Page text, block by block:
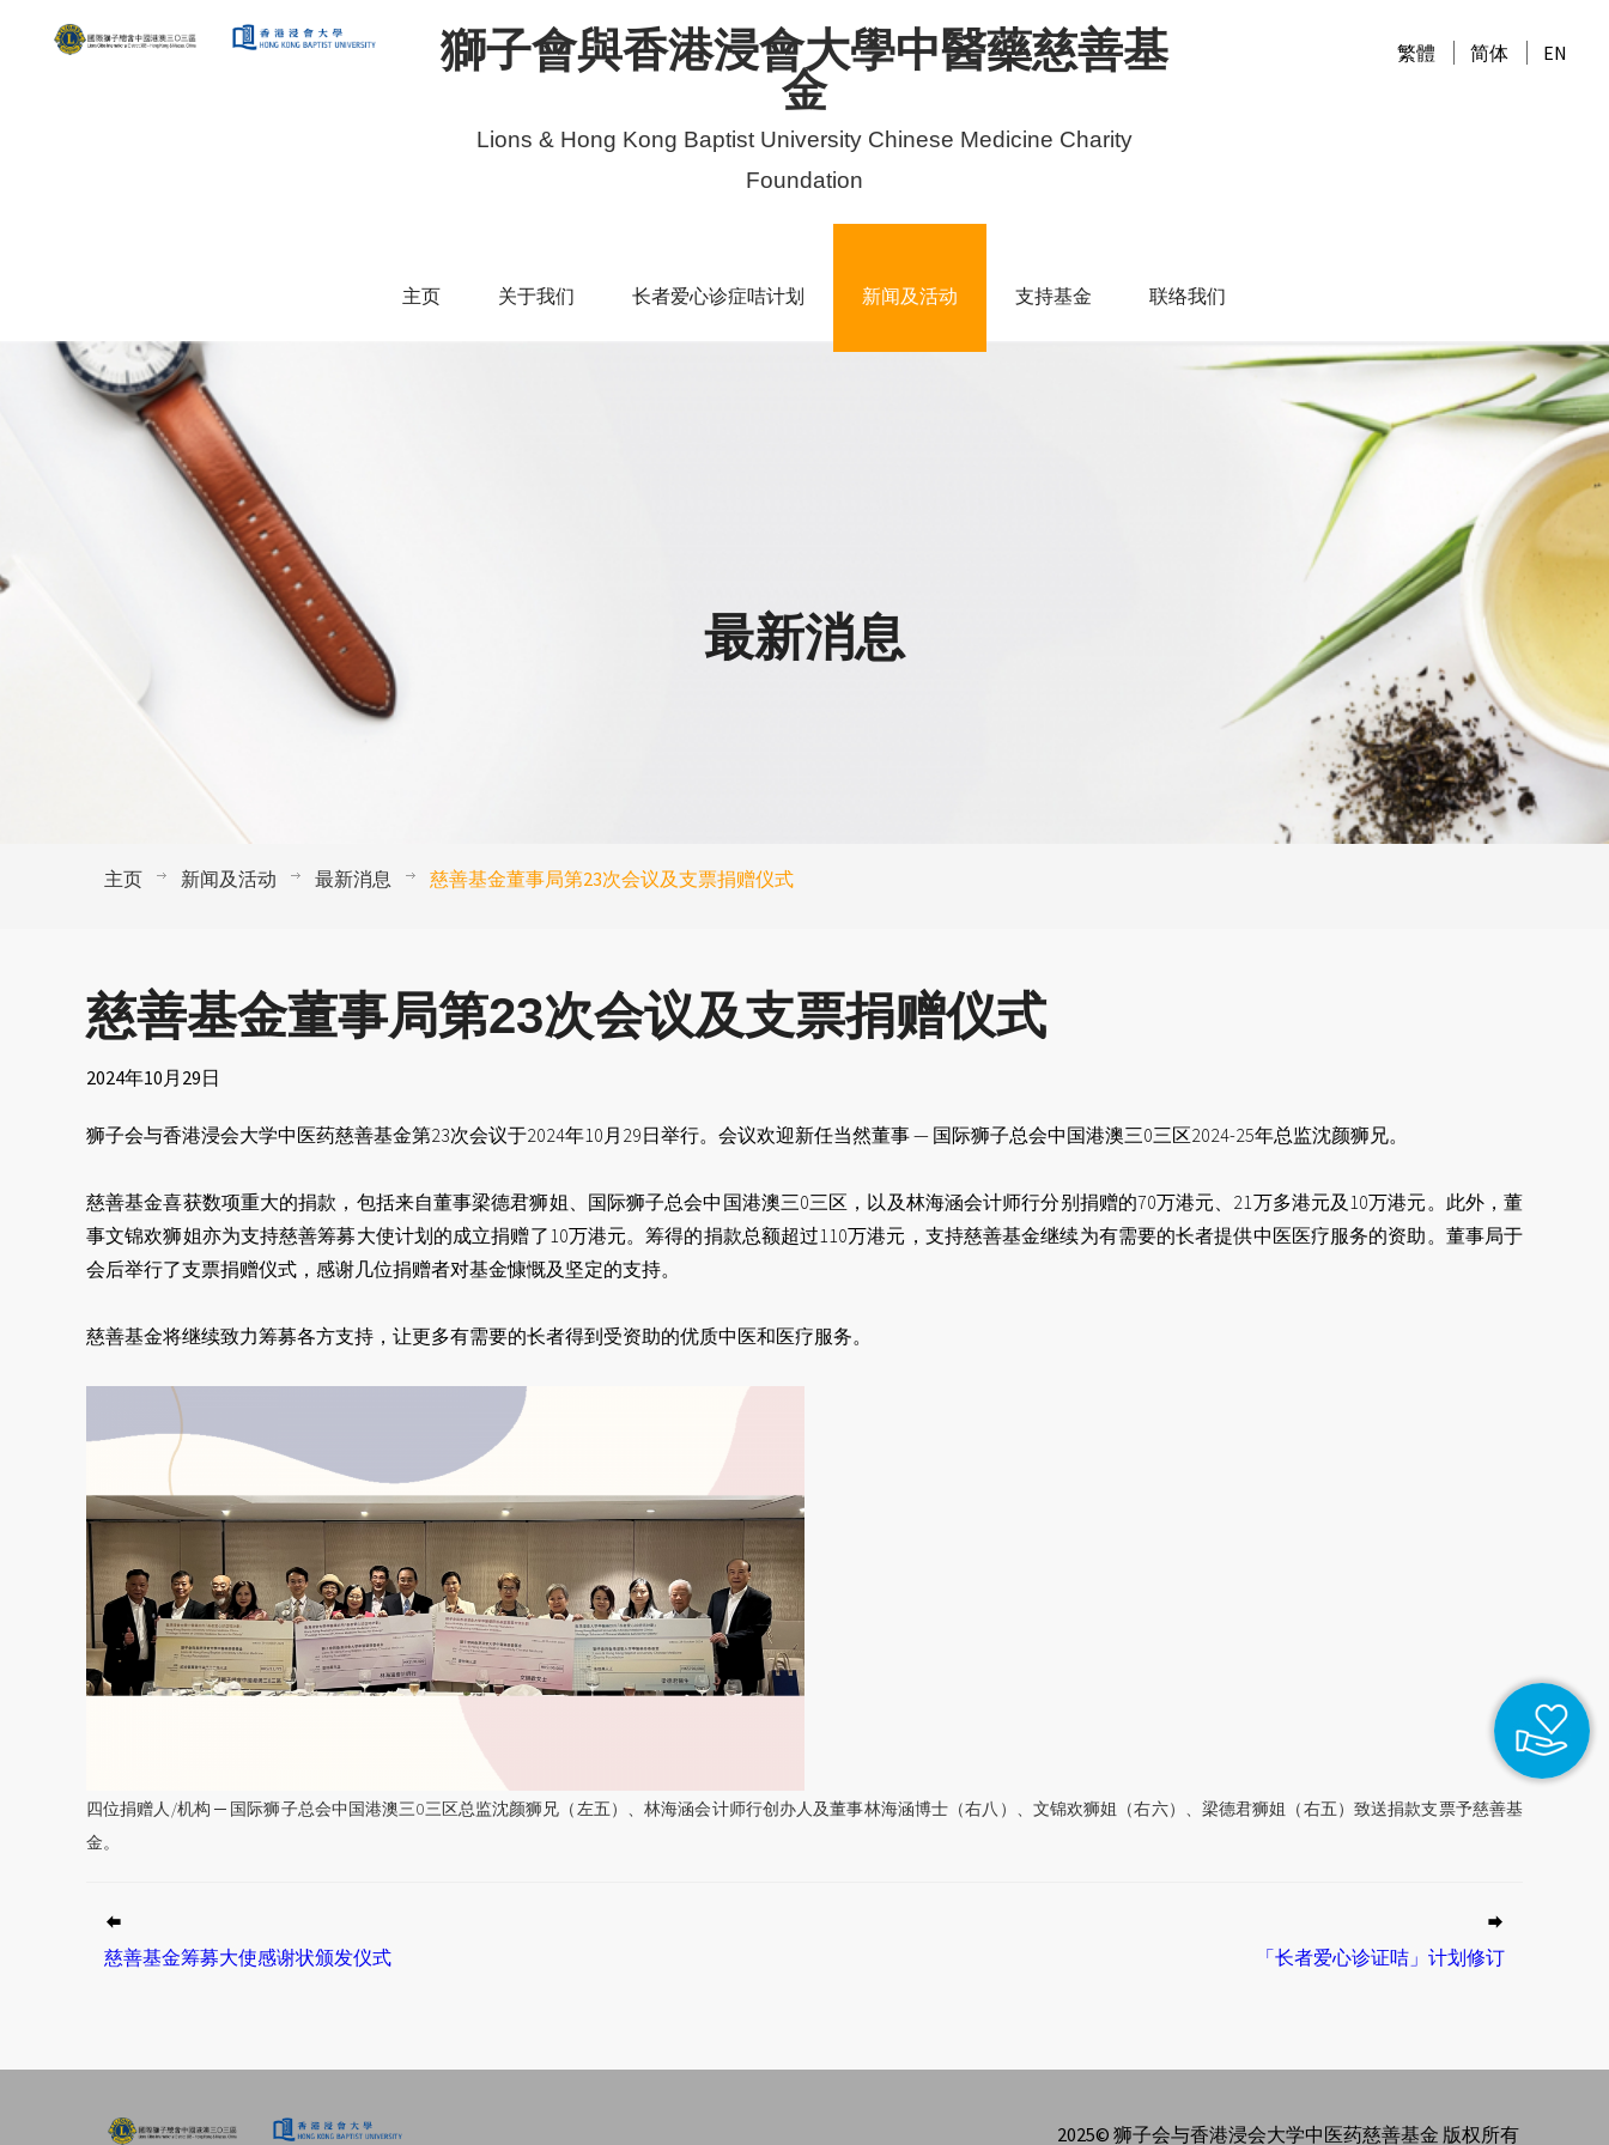
獅子會與香港浸會大學中醫藥慈善基
金
Lions & Hong Kong Baptist University Chinese Medicine Charity
Foundation
繁體 简体 EN
主页 关于我们 长者爱心诊症咭计划 新闻及活动 支持基金 联络我们
最新消息
主页 新闻及活动 最新消息 慈善基金董事局第23次会议及支票捐赠仪式
慈善基金董事局第23次会议及支票捐赠仪式
2024年10月29日
狮子会与香港浸会大学中医药慈善基金第23次会议于2024年10月29日举行。会议欢迎新任当然董事 — 国际狮子总会中国港澳三0三区2024-25年总监沈颜狮兄。
慈善基金喜获数项重大的捐款，包括来自董事梁德君狮姐、国际狮子总会中国港澳三0三区，以及林海涵会计师行分别捐赠的70万港元、21万多港元及10万港元。此外，董
事文锦欢狮姐亦为支持慈善筹募大使计划的成立捐赠了10万港元。筹得的捐款总额超过110万港元，支持慈善基金继续为有需要的长者提供中医医疗服务的资助。董事局于
会后举行了支票捐赠仪式，感谢几位捐赠者对基金慷慨及坚定的支持。
慈善基金将继续致力筹募各方支持，让更多有需要的长者得到受资助的优质中医和医疗服务。
四位捐赠人/机构 ─ 国际狮子总会中国港澳三0三区总监沈颜狮兄（左五）、林海涵会计师行创办人及董事林海涵博士（右八）、文锦欢狮姐（右六）、梁德君狮姐（右五）致送捐款支票予慈善基
金。
慈善基金筹募大使感谢状颁发仪式 「长者爱心诊证咭」计划修订
2025© 狮子会与香港浸会大学中医药慈善基金 版权所有